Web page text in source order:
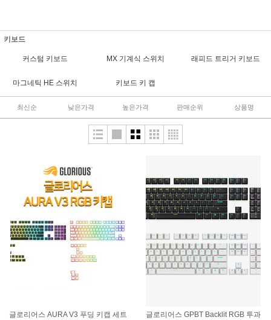
키보드
커스텀 키보드 MX 기계식 스위치 래피드 트리거 키보드
마그네틱 HE 스위치 키보드 키 캡
최신순 낮은가격 높은가격 판매순위 상품명
글로리어스 AURA V3 푸딩 키캡 세트
글로리어스 GPBT Backlit RGB 투과